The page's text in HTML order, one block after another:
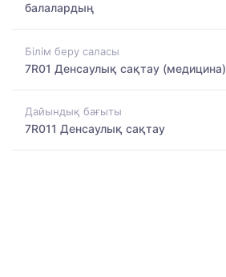
балалардың
Білім беру саласы
7R01 Денсаулық сақтау (медицина)
Дайындық бағыты
7R011 Денсаулық сақтау